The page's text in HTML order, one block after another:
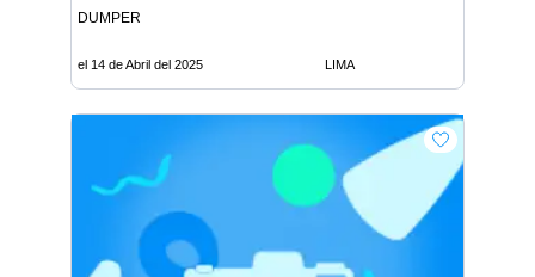
DUMPER
el 14 de Abril del 2025 LIMA